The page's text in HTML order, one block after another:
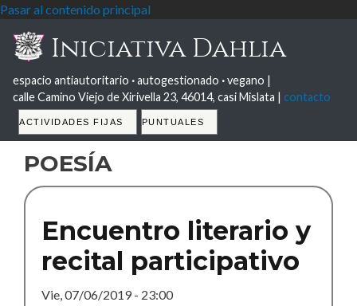
Pasar al contenido principal
Iniciativa Dahlia
espacio antiautoritario ·autogestionado ·vegano |
calle Camino Viejo de Xirivella 23, 46014, casi Mislata | contacto
Tabs
ACTIVIDADES FIJAS PUNTUALES
poesía
Encuentro literario y
recital participativo
Vie, 07/06/2019 - 23:00